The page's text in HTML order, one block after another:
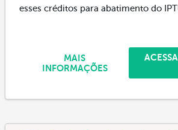
esses créditos para abatimento do
MAIS
INFORMAÇÕES